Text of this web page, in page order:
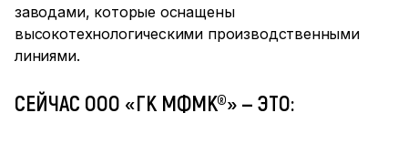
заводами, которые оснащены
высокотехнологическими производственными
линиями.
СЕЙЧАС ООО «ГК МФМК®» — ЭТО: